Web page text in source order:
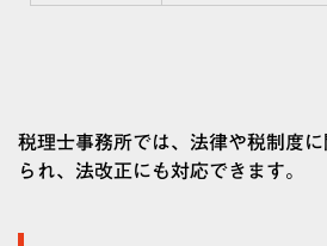
税理士事務所では、法律や税制度
られ、法改正にも対応できます。